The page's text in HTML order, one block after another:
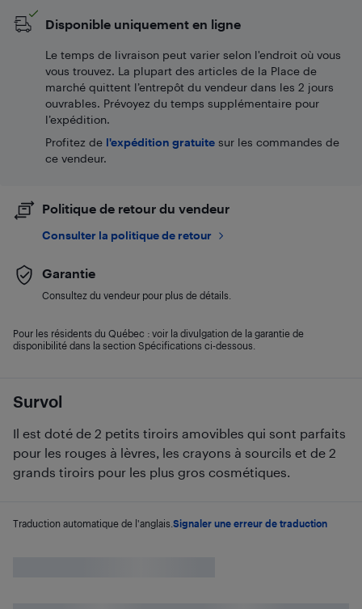
Survol
Il est doté de 2 petits tiroirs amovibles qui sont parfaits
pour les rouges à lèvres, les crayons à sourcils et de 2
grands tiroirs pour les plus gros cosmétiques.
Traduction automatique de l'anglais. Signaler une erreur de traduction
Disponible uniquement en ligne
Le temps de livraison peut varier selon l'endroit où vous
vous trouvez. La plupart des articles de la Place de
marché quittent l’entrepôt du vendeur dans les 2 jours
ouvrables. Prévoyez du temps supplémentaire pour
l’expédition.
Profitez de l'expédition gratuite sur les commandes de
ce vendeur.
Politique de retour du vendeur
Consulter la politique de retour
Garantie
Consultez du vendeur pour plus de détails.
Pour les résidents du Québec : voir la divulgation de la garantie de
disponibilité dans la section Spécifications ci-dessous.